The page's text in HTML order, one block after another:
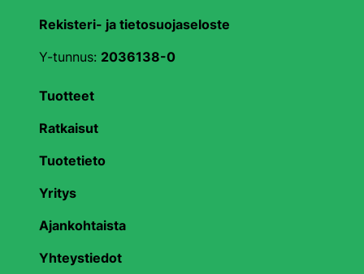
Rekisteri- ja tietosuojaseloste
Y-tunnus: 2036138-0
Tuotteet
Ratkaisut
Tuotetieto
Yritys
Ajankohtaista
Yhteystiedot